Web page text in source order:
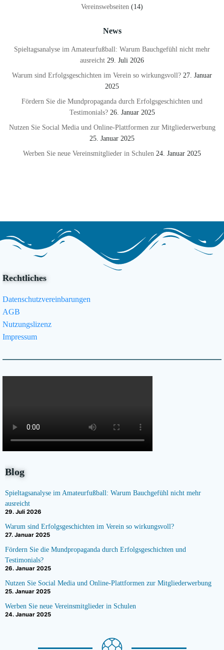
Vereinswebseiten (14)
News
Spieltagsanalyse im Amateurfußball: Warum Bauchgefühl nicht mehr
ausreicht 29. Juli 2026
Warum sind Erfolgsgeschichten im Verein so wirkungsvoll? 27. Januar
2025
Fördern Sie die Mundpropaganda durch Erfolgsgeschichten und
Testimonials? 26. Januar 2025
Nutzen Sie Social Media und Online-Plattformen zur Mitgliederwerbung
25. Januar 2025
Werben Sie neue Vereinsmitglieder in Schulen 24. Januar 2025
Rechtliches
Datenschutzvereinbarungen
AGB
Nutzungslizenz
Impressum
Blog
Spieltagsanalyse im Amateurfußball: Warum Bauchgefühl nicht mehr
ausreicht
29. Juli 2026
Warum sind Erfolgsgeschichten im Verein so wirkungsvoll?
27. Januar 2025
Fördern Sie die Mundpropaganda durch Erfolgsgeschichten und
Testimonials?
26. Januar 2025
Nutzen Sie Social Media und Online-Plattformen zur Mitgliederwerbung
25. Januar 2025
Werben Sie neue Vereinsmitglieder in Schulen
24. Januar 2025